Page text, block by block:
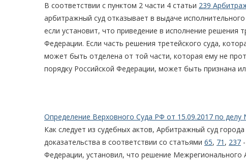
В соответствии с пунктом 2 части 4 статьи 239
арбитражный суд отказывает в выдаче
если установит, что приведение в исполнение решения
Федерации. Если часть решения третейского суда,
может быть отделена от той части, которая ему не
порядку Российской Федерации, может быть признана
Определение Верховного Суда РФ от 15.09.2017 по делу
Как следует из судебных актов, Арбитражный суд
доказательства в соответствии со статьями 65, 71 , 237 -
Федерации, установил, что решение